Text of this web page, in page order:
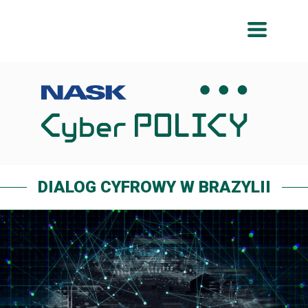
DIALOG CYFROWY W BRAZYLII